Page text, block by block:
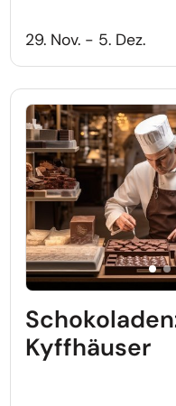
Weihnachtszauber
29. Nov. - 5. Dez.
setzen
Kyffhäuser